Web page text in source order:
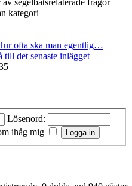
segelbåtsrelaterade frågor
kategori
ofta ska man egentlig…
till det senaste inlägget
Lösenord:
ihåg mig